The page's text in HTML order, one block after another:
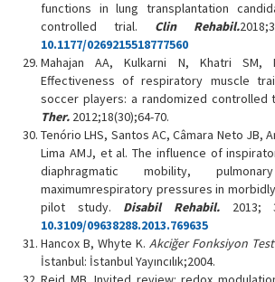
functions in lung transplantation
controlled trial. Clin Rehabil.
10.1177/0269215518777560
Mahajan AA, Kulkarni N, Khatri SM,
Effectiveness of respiratory muscle
soccer players: a randomized controlled
Ther. 2012;18(30);64-70.
Tenório LHS, Santos AC, Câmara Neto JB,
Lima AMJ, et al. The influence of
diaphragmatic mobility,
maximumrespiratory pressures in
pilot study. Disabil Rehabil. 2013;
10.3109/09638288.2013.769635
Hancox B, Whyte K. Akciğer Fonksiyon
İstanbul: İstanbul Yayıncılık;2004.